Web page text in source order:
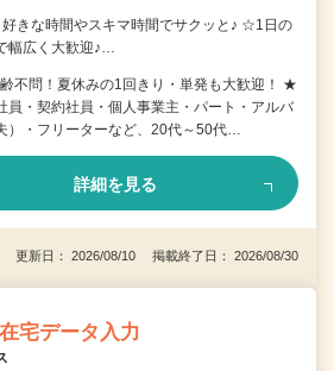
きな時間やスキマ時間でサクッと♪ ☆1日の
幅広く大歓迎♪…
不問！夏休みの1回きり・単発も大歓迎！ ★
員・契約社員・個人事業主・パート・アルバ
）・フリーターなど、20代～50代…
詳細を見る
更新日： 2026/08/10 掲載終了日： 2026/08/30
宅データ入力